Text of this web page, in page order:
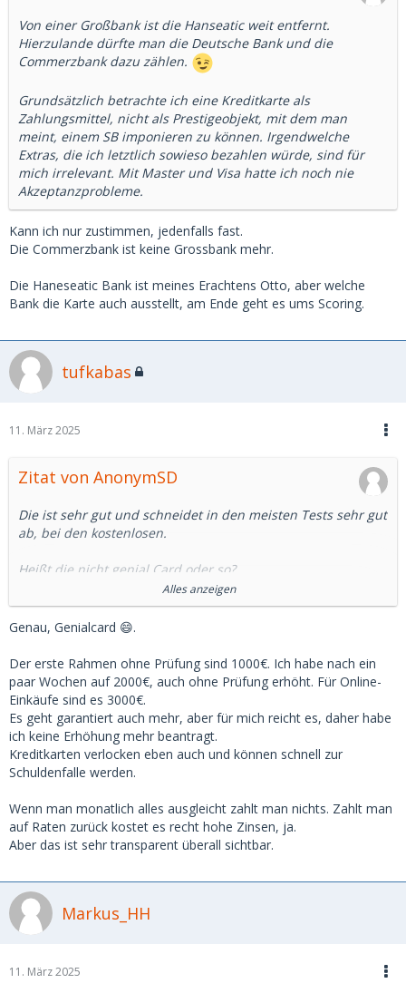
Von einer Großbank ist die Hanseatic weit entfernt.
Hierzulande dürfte man die Deutsche Bank und die
Commerzbank dazu zählen.
Grundsätzlich betrachte ich eine Kreditkarte als
Zahlungsmittel, nicht als Prestigeobjekt, mit dem man
meint, einem SB imponieren zu können. Irgendwelche
Extras, die ich letztlich sowieso bezahlen würde, sind für
mich irrelevant. Mit Master und Visa hatte ich noch nie
Akzeptanzprobleme.
Kann ich nur zustimmen, jedenfalls fast.
Die Commerzbank ist keine Grossbank mehr.
Die Haneseatic Bank ist meines Erachtens Otto, aber welche
Bank die Karte auch ausstellt, am Ende geht es ums Scoring.
tufkabas
11. März 2025
Zitat von AnonymSD
Die ist sehr gut und schneidet in den meisten Tests sehr gut
ab, bei den kostenlosen.
Heißt die nicht genial Card oder so?
Frage ist halt wie viel Kreditrahmen die dir gegeben haben?
Bei 2000,- kann es schon mal knapp werden.
Außerdem habe ich bei Freundinnen immer mal wieder
festgestellt, dass die kostenlosen (die ich generell
empfehlen würde und bevorzuge) immer mal wieder mit
Tricks arbeiten.
Was ich schon so gesehen habe:
Bargeldabhebung läuft generell in Ratenzahlung mit 18+
Prozent Zinsen.
Es gab aber tatsächlich welche wo alles wirklich kostenlos
war.
Zum Beispiel bei Barclaycard und Hanseatic.
Alles anzeigen
Genau, Genialcard 😄.
Der erste Rahmen ohne Prüfung sind 1000€. Ich habe nach ein
paar Wochen auf 2000€, auch ohne Prüfung erhöht. Für Online-
Einkäufe sind es 3000€.
Es geht garantiert auch mehr, aber für mich reicht es, daher habe
ich keine Erhöhung mehr beantragt.
Kreditkarten verlocken eben auch und können schnell zur
Schuldenfalle werden.
Wenn man monatlich alles ausgleicht zahlt man nichts. Zahlt man
auf Raten zurück kostet es recht hohe Zinsen, ja.
Aber das ist sehr transparent überall sichtbar.
Markus_HH
11. März 2025